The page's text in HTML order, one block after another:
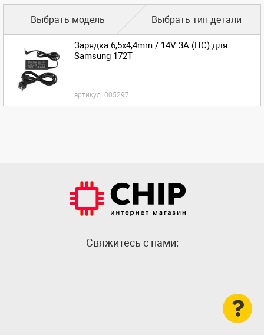
Выбрать модель Выбрать тип детали
Зарядка 6,5x4,4mm / 14V 3A (HC) для
Samsung 172T
артикул: 005297
Cвяжитесь с нами: